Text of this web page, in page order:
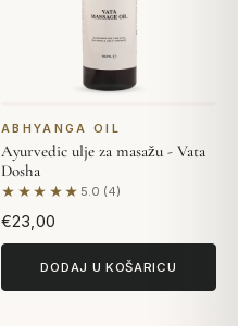
ABHYANGA OIL
Ayurvedic ulje za masažu - Vata
Dosha
★★★★★ 5.0 (4)
Na temelju 4 recenzija
€23,00
DODAJ U KOŠARICU